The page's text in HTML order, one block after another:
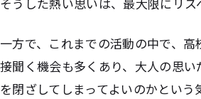
一方で、これまでの活動の中で、
接聞く機会も多くあり、大人の思
を閉ざしてしまってよいのかという